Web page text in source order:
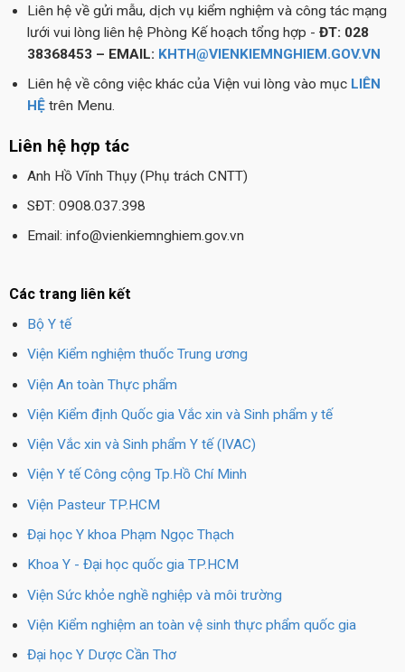
Liên hệ về gửi mẫu, dịch vụ kiểm nghiệm và công tác mạng
lưới vui lòng liên hệ Phòng Kế hoạch tổng hợp - ĐT: 028
38368453 – EMAIL: KHTH@VIENKIEMNGHIEM.GOV.VN
Liên hệ về công việc khác của Viện vui lòng vào mục LIÊN
HỆtrên Menu.
Liên hệ hợp tác
Anh Hồ Vĩnh Thụy (Phụ trách CNTT)
SĐT: 0908.037.398
Email: info@vienkiemnghiem.gov.vn
Các trang liên kết
Bộ Y tế
Viện Kiểm nghiệm thuốc Trung ương
Viện An toàn Thực phẩm
Viện Kiểm định Quốc gia Vắc xin và Sinh phẩm y tế
Viện Vắc xin và Sinh phẩm Y tế (IVAC)
Viện Y tế Công cộng Tp.Hồ Chí Minh
Viện Pasteur TP.HCM
Đại học Y khoa Phạm Ngọc Thạch
Khoa Y - Đại học quốc gia TP.HCM
Viện Sức khỏe nghề nghiệp và môi trường
Viện Kiểm nghiệm an toàn vệ sinh thực phẩm quốc gia
Đại học Y Dược Cần Thơ